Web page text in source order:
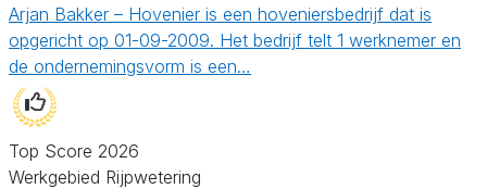
Arjan Bakker – Hovenier is een hoveniersbedrijf dat is
opgericht op 01-09-2009. Het bedrijf telt 1 werknemer en
de ondernemingsvorm is een…
Top Score 2026
Werkgebied Rijpwetering